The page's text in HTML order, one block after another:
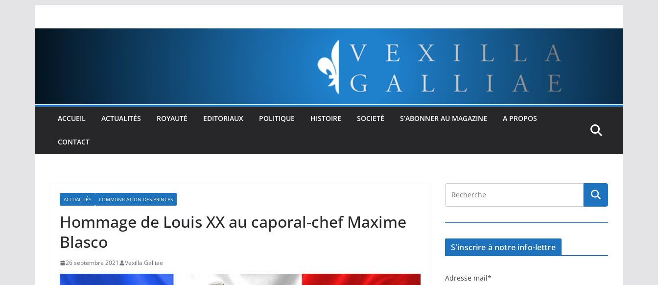
ACCUEIL ACTUALITÉS ROYAUTÉ EDITORIAUX POLITIQUE HISTOIRE SOCIETÉ S’ABONNER AU MAGAZINE A PROPOS
CONTACT
ACTUALITÉS COMMUNICATION DES PRINCES
Hommage de Louis XX au caporal-chef Maxime
Blasco
26 septembre 2021 Vexilla Galliae
S'inscrire à notre info-lettre
Adresse mail*